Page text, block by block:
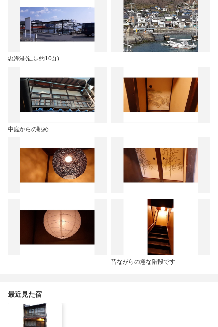
忠海港(徒歩約10分)
中庭からの眺め
昔ながらの急な階段です
最近見た宿